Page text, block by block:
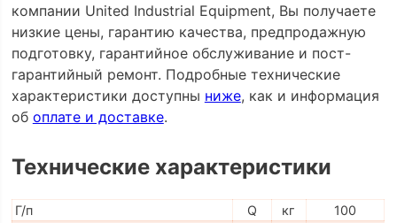
компании United Industrial Equipment, Вы получаете
низкие цены, гарантию качества, предпродажную
подготовку, гарантийное обслуживание и пост-
гарантийный ремонт. Подробные технические
характеристики доступны ниже, как и информация
об оплате и доставке.
Технические характеристики
Г/п Q кг
100